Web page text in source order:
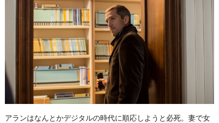
アランはなんとかデジタルの時代に順応しようと必死。妻で女